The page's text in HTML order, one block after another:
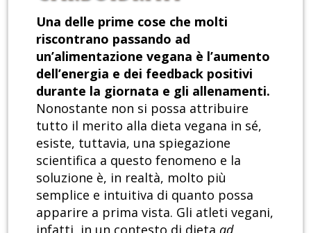
Una delle prime cose che molti
riscontrano passando ad
un’alimentazione vegana è l’aumento
dell’energia e dei feedback positivi
durante la giornata e gli allenamenti.
Nonostante non si possa attribuire
tutto il merito alla dieta vegana in sé,
esiste, tuttavia, una spiegazione
scientifica a questo fenomeno e la
soluzione è, in realtà, molto più
semplice e intuitiva di quanto possa
apparire a prima vista. Gli atleti vegani,